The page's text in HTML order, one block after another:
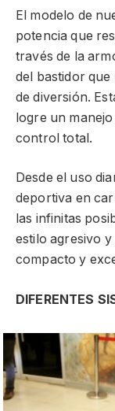
El modelo de
potencia que
través de la
del bastidor
de diversión.
logre un
control total.
Desde el uso
deportiva en
las infinitas
estilo agresivo
compacto y
DIFERENTES